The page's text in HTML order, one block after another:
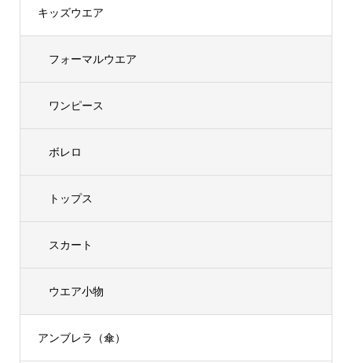
キッズウエア
フォーマルウエア
ワンピース
ボレロ
トップス
スカート
ウエア小物
アンブレラ（傘）